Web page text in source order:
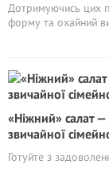
Дотримуючись цих
форму та охайний
«Ніжний» салат —
звичайної
Готуйте з